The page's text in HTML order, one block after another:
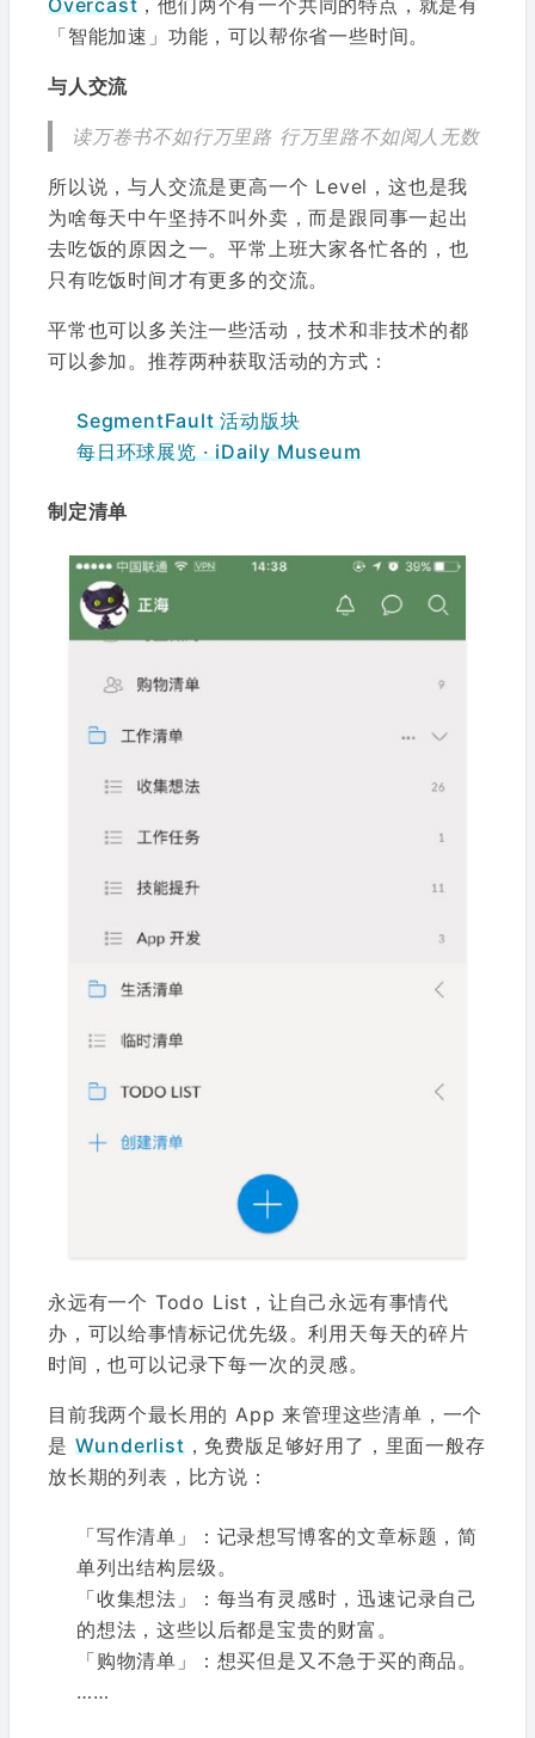
「智能加速」功能，可以帮你省一些时间。
与人交流
读万卷书不如行万里路 行万里路不如阅人无数
所以说，与人交流是更高一个 Level，这也是我
为啥每天中午坚持不叫外卖，而是跟同事一起出
去吃饭的原因之一。平常上班大家各忙各的，也
只有吃饭时间才有更多的交流。
平常也可以多关注一些活动，技术和非技术的都
可以参加。推荐两种获取活动的方式：
SegmentFault 活动版块
每日环球展览 · iDaily Museum
制定清单
永远有一个 Todo List，让自己永远有事情代
办，可以给事情标记优先级。利用天每天的碎片
时间，也可以记录下每一次的灵感。
目前我两个最长用的 App 来管理这些清单，一个
是 Wunderlist，免费版足够好用了，里面一般存
放长期的列表，比方说：
「写作清单」：记录想写博客的文章标题，简
单列出结构层级。
「收集想法」：每当有灵感时，迅速记录自己
的想法，这些以后都是宝贵的财富。
「购物清单」：想买但是又不急于买的商品。
……